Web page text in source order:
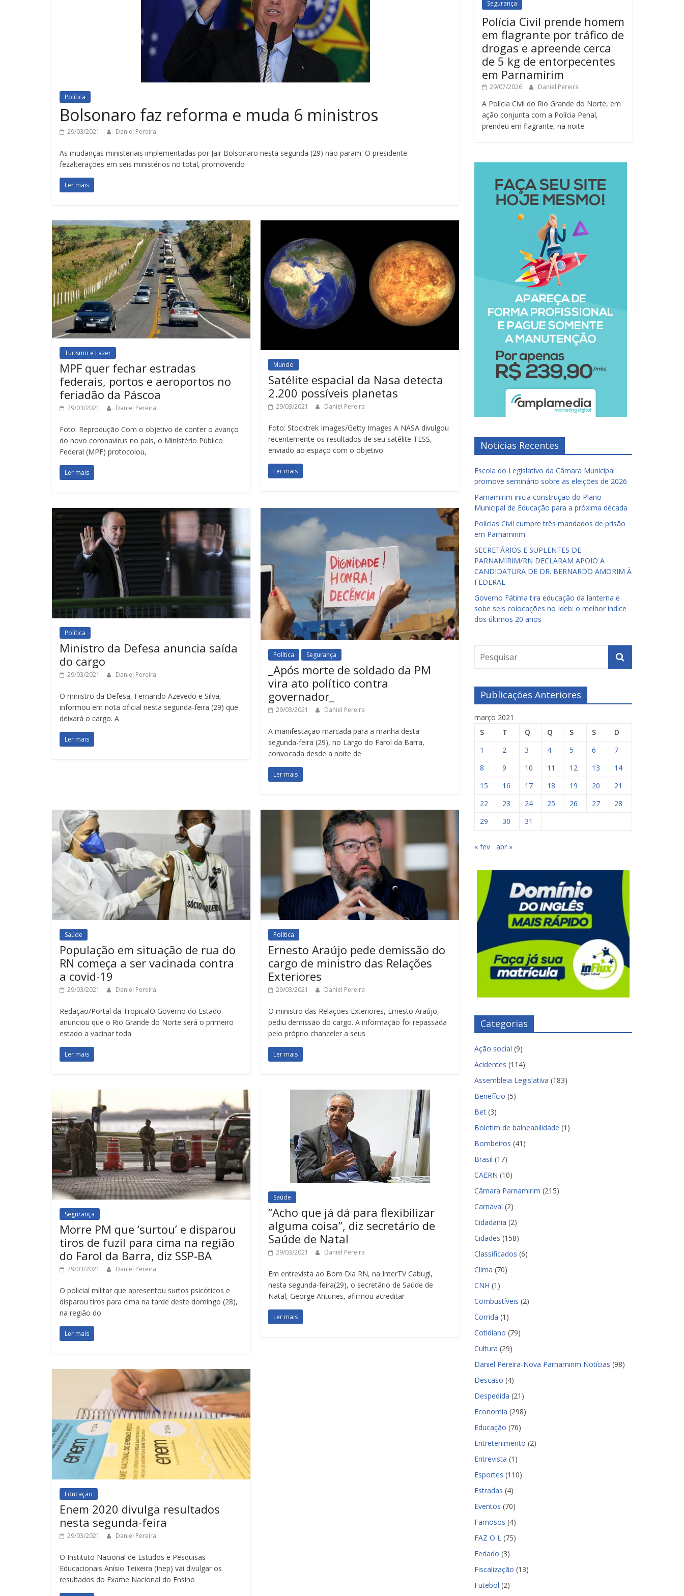
Política
Bolsonaro faz reforma e muda 6 ministros
29/03/2021 Daniel Pereira
As mudanças ministeriais implementadas por Jair Bolsonaro nesta segunda (29) não param. O presidente
fezalterações em seis ministérios no total, promovendo
Ler mais
Turismo e Lazer
MPF quer fechar estradas
federais, portos e aeroportos no
feriadão da Páscoa
29/03/2021 Daniel Pereira
Foto: Reprodução Com o objetivo de conter o avanço
do novo coronavírus no país, o Ministério Público
Federal (MPF) protocolou,
Ler mais
Mundo
Satélite espacial da Nasa detecta
2.200 possíveis planetas
29/03/2021 Daniel Pereira
Foto: Stocktrek Images/Getty Images A NASA divulgou
recentemente os resultados de seu satélite TESS,
enviado ao espaço com o objetivo
Ler mais
Política
Ministro da Defesa anuncia saída
do cargo
29/03/2021 Daniel Pereira
O ministro da Defesa, Fernando Azevedo e Silva,
informou em nota oficial nesta segunda-feira (29) que
deixará o cargo. A
Ler mais
Política Segurança
_Após morte de soldado da PM
vira ato político contra
governador_
29/03/2021 Daniel Pereira
A manifestação marcada para a manhã desta
segunda-feira (29), no Largo do Farol da Barra,
convocada desde a noite de
Ler mais
Saúde
População em situação de rua do
RN começa a ser vacinada contra
a covid-19
29/03/2021 Daniel Pereira
Redação/Portal da TropicalO Governo do Estado
anunciou que o Rio Grande do Norte será o primeiro
estado a vacinar toda
Ler mais
Política
Ernesto Araújo pede demissão do
cargo de ministro das Relações
Exteriores
29/03/2021 Daniel Pereira
O ministro das Relações Exteriores, Ernesto Araújo,
pediu demissão do cargo. A informação foi repassada
pelo próprio chanceler a seus
Ler mais
Segurança
Morre PM que ‘surtou’ e disparou
tiros de fuzil para cima na região
do Farol da Barra, diz SSP-BA
29/03/2021 Daniel Pereira
O policial militar que apresentou surtos psicóticos e
disparou tiros para cima na tarde deste domingo (28),
na região do
Ler mais
Saúde
“Acho que já dá para flexibilizar
alguma coisa”, diz secretário de
Saúde de Natal
29/03/2021 Daniel Pereira
Em entrevista ao Bom Dia RN, na InterTV Cabugi,
nesta segunda-feira(29), o secretário de Saúde de
Natal, George Antunes, afirmou acreditar
Ler mais
Educação
Enem 2020 divulga resultados
nesta segunda-feira
29/03/2021 Daniel Pereira
O Instituto Nacional de Estudos e Pesquisas
Educacionais Anísio Teixeira (Inep) vai divulgar os
resultados do Exame Nacional do Ensino
Segurança
Polícia Civil prende homem
em flagrante por tráfico de
drogas e apreende cerca
de 5 kg de entorpecentes
em Parnamirim
29/07/2026 Daniel Pereira
A Polícia Civil do Rio Grande do Norte, em
ação conjunta com a Polícia Penal,
prendeu em flagrante, na noite
Notícias Recentes
Escola do Legislativo da Câmara Municipal
promove seminário sobre as eleições de 2026
Parnamirim inicia construção do Plano
Municipal de Educação para a próxima década
Polícias Civil cumpre três mandados de prisão
em Parnamirim
SECRETÁRIOS E SUPLENTES DE
PARNAMIRIM/RN DECLARAM APOIO A
CANDIDATURA DE DR. BERNARDO AMORIM À
FEDERAL
Governo Fátima tira educação da lanterna e
sobe seis colocações no Ideb: o melhor índice
dos últimos 20 anos
Publicações Anteriores
março 2021
S
T Q Q S S
D
1
2 3 4 5 6
7
8
9 10 11 12 13
14
15
16 17 18 19 20
21
22
23 24 25 26 27
28
29
30 31
« fev abr »
Categorias
Ação social (9)
Acidentes (114)
Assembleia Legislativa (183)
Benefício (5)
Bet (3)
Boletim de balneabilidade (1)
Bombeiros (41)
Brasil (17)
CAERN (10)
Câmara Parnamirim (215)
Carnaval (2)
Cidadania (2)
Cidades (158)
Classificados (6)
Clima (70)
CNH (1)
Combustíveis (2)
Corrida (1)
Cotidiano (79)
Cultura (29)
Daniel Pereira-Nova Parnamirim Notícias (98)
Descaso (4)
Despedida (21)
Economia (298)
Educação (76)
Entretenimento (2)
Entrevista (1)
Esportes (110)
Estradas (4)
Eventos (70)
Famosos (4)
FAZ O L (75)
Feriado (3)
Fiscalização (13)
Futebol (2)